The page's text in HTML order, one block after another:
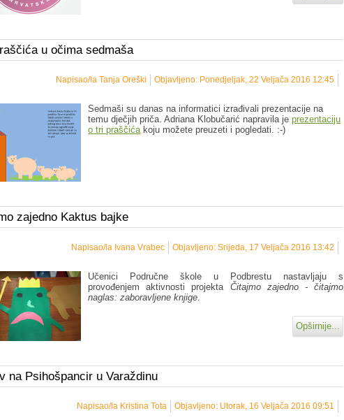
u očima sedmaša
Objavljeno: Ponedjeljak, 22 Veljača 2016 12:45
Napisao/la Tanja Oreški
Sedmaši su danas na informatici izrađivali prezentacije na
temu dječjih priča. Adriana Klobučarić napravila jeprezentaciju
o tri praščićakoju možete preuzeti i pogledati. :-)
zajedno Kaktus bajke
Objavljeno: Srijeda, 17 Veljača 2016 13:42
Napisao/la Ivana Vrabec
Učenici Područne škole u Podbrestu nastavljaju s
provođenjem aktivnosti projekta Čitajmo zajedno - čitajmo
naglas: zaboravljene knjige
Opširnije...
na Psihošpancir u Varaždinu
Objavljeno: Utorak, 16 Veljača 2016 09:51
Napisao/la Kristina Tota